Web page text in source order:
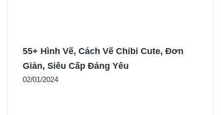
55+ Hình Vẽ, Cách Vẽ Chibi Cute, Đơn
Giản, Siêu Cấp Đáng Yêu
02/01/2024